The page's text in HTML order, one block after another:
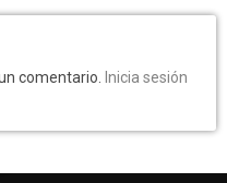
comentario. Inicia sesión